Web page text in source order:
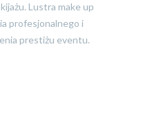
Lustra make up
profesjonalnego i
prestiżu eventu.